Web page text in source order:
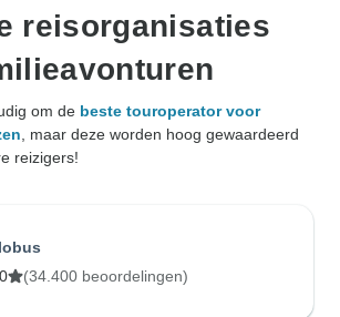
reisorganisaties
om de beste touroperator voor
, maar deze worden hoog gewaardeerd
reizigers!
(34.400 beoordelingen)